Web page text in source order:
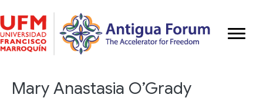
Mary Anastasia O’Grady